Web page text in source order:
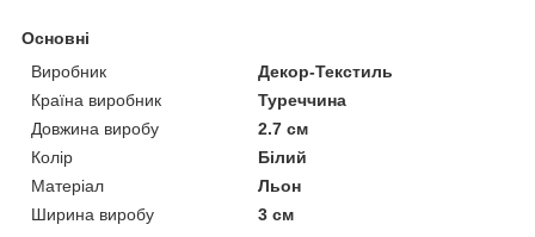
Основні
Виробник
Декор-Текстиль
Країна виробник
Туреччина
Довжина виробу
2.7 см
Колір
Білий
Матеріал
Льон
Ширина виробу
3 см